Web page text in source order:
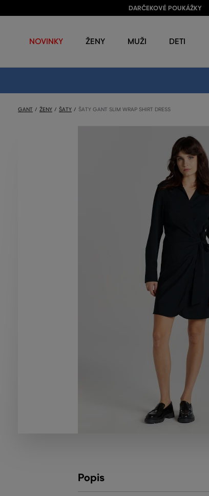
DARČEKOVÉ POUKÁŽKY
NOVINKY ŽENY MUŽI DETI
GANT ŽENY ŠATY ŠATY GANT SLIM WRAP SHIRT DRESS
Popis